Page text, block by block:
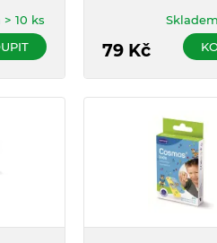
10 ks
materiálu a
absorpční
se nelepí na ránu,
4 kusy - 38 mm x
kusů - 57 mm x 16
79Kč